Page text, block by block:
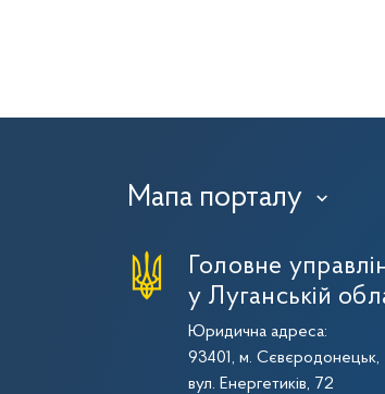
Мапа порталу ›
Головне
у Луганській
Юридична адреса:
93401, м. Сєвєродонецьк,
вул. Енергетиків, 72